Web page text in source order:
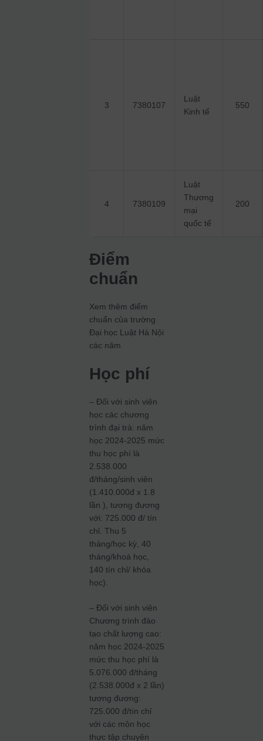
3 7380107
Luật
Kinh tế
550
4 7380109
Luật
Thương
mại
quốc tế
200
Điểm
chuẩn
Xem thêm điểm
chuẩn của trường
Đại học Luật Hà Nội
các năm
Học phí
– Đối với sinh viên
học các chương
trình đại trà: năm
học 2024-2025 mức
thu học phí là
2.538.000
đ/tháng/sinh viên
(1.410.000đ x 1.8
lần ), tương đương
với: 725.000 đ/ tín
chỉ. Thu 5
tháng/học kỳ, 40
tháng/khoá học,
140 tín chỉ/ khóa
học).
– Đối với sinh viên
Chương trình đào
tạo chất lượng cao:
năm học 2024-2025
mức thu học phí là
5.076.000 đ/tháng
(2.538.000đ x 2 lần)
tương đương:
725.000 đ/tín chỉ
với các môn học
thực tập chuyên